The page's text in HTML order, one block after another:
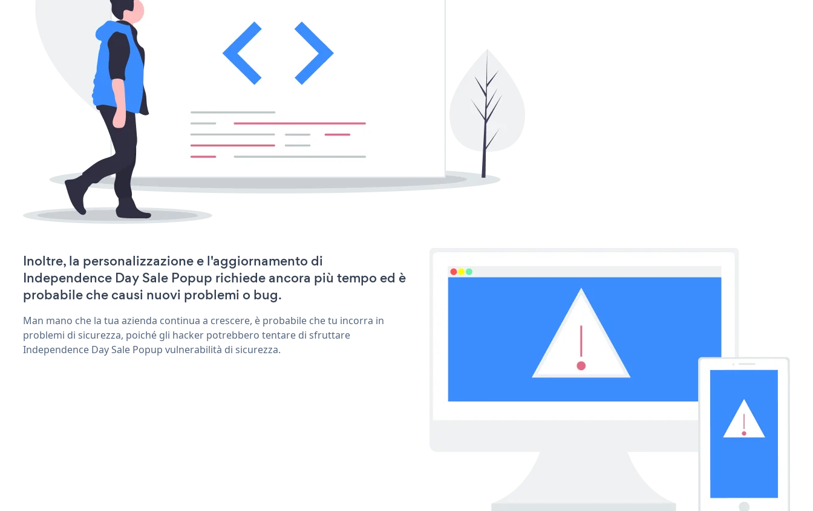
Inoltre, la personalizzazione e l'aggiornamento di
Independence Day Sale Popup richiede ancora più tempo ed è
probabile che causi nuovi problemi o bug.
Man mano che la tua azienda continua a crescere, è probabile che tu incorra in
problemi di sicurezza, poiché gli hacker potrebbero tentare di sfruttare
Independence Day Sale Popup vulnerabilità di sicurezza.